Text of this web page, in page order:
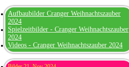
Aufbaubilder Cranger Weihnachtszauber
2024
Spielzeitbilder - Cranger Weihnachtszauber
2024
Videos - Cranger Weihnachtszauber 2024